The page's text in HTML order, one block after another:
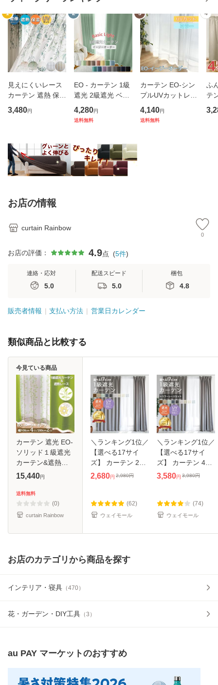
1
見えにくいレース
カーテン 遮熱 保温
UVカットナチュラ
ル 絵羽 デザイン
やか オーナメント
【幅100
3,480円
2
EO - カーテン 1級
遮光 2級遮光 ベー
シック ライト 遮光
カーテン幅100cm
ュラル 16色 イー
ジーオーダ
4,280円
送料無料
3
カーテン EO-シン
プルUVカットレー
スカーテン【幅15
0cm×丈148~218c
4,140円
送料無料
4
ふ
テ
テ
3
お店の情報
curtain Rainbow
0
お店の評価： 4.9点 (5件)
連絡・応対
5.0
配送スピード
5.0
梱包
4.8
販売者情報 支払い方法 営業日カレンダー
類似商品と比較する
カーテン 遮光 EO-
ソリッド１級遮光
カーテン&遮熱・
保温・見えにくい
ーテンセット【幅
125cm×丈
150~220cm】
15,440円
送料無料
(0)
curtain Rainbow
今見ている商品
＼ランキング1位／
【選べる17サイ
ズ】 カーテン 2枚
セット 遮光 1級 3
る 遮光カーテン 遮
光率99.99
2,680円 2,980円
(62)
ウェイモール
＼ランキング1位／
【選べる17サイ
ズ】 カーテン 4枚
セット 遮光 レース
憶 遮熱 遮像 防寒
洗える 遮
3,580円 3,980円
(74)
ウェイモール
お店のカテゴリから商品を探す
インテリア・寝具 （470）
花・ガーデン・DIY工具 （3 ）
au PAY マーケットのおすすめ